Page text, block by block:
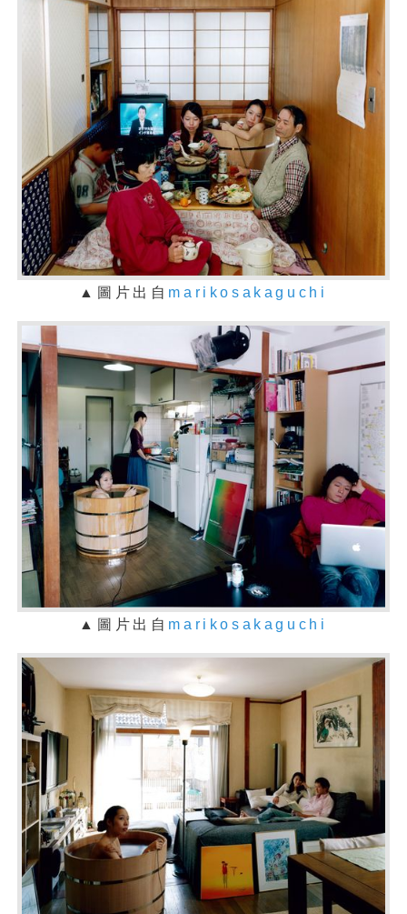
▲圖片出自 marikosakaguchi
▲圖片出自 marikosakaguchi